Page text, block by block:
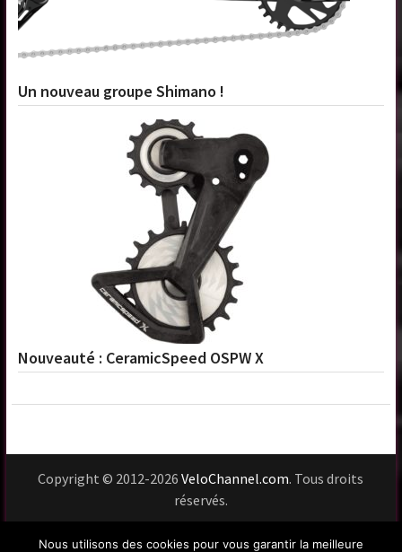
Un nouveau groupe Shimano !
Nouveauté : CeramicSpeed OSPW X
Copyright © 2012-2026VeloChannel.com. Tous droits
réservés.
Nous utilisons des cookies pour vous garantir la meilleure